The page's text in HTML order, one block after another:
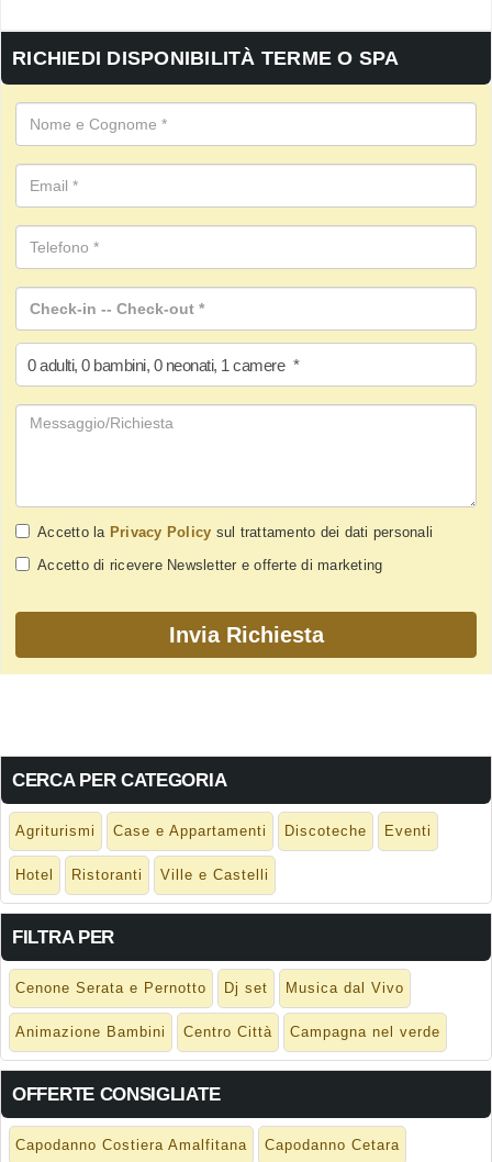
RICHIEDI DISPONIBILITÀ TERME O SPA
0 adulti, 0 bambini, 0 neonati, 1 camere *
Accetto la Privacy Policy sul trattamento dei dati personali
Accetto di ricevere Newsletter e offerte di marketing
CERCA PER CATEGORIA
Agriturismi Case e Appartamenti Discoteche Eventi
Hotel Ristoranti Ville e Castelli
FILTRA PER
Cenone Serata e Pernotto Dj set Musica dal Vivo
Animazione Bambini Centro Città Campagna nel verde
OFFERTE CONSIGLIATE
Capodanno Costiera Amalfitana Capodanno Cetara